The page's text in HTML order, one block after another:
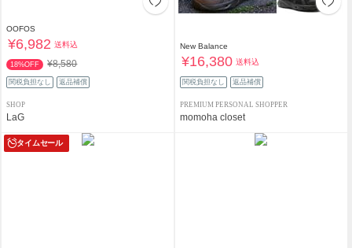
OOFOS
¥6,982 送料込
18%OFF ¥8,580
関税負担なし 返品補償
SHOP
LaG
New Balance
¥16,380 送料込
関税負担なし 返品補償
PREMIUM PERSONAL SHOPPER
momoha closet
タイムセール